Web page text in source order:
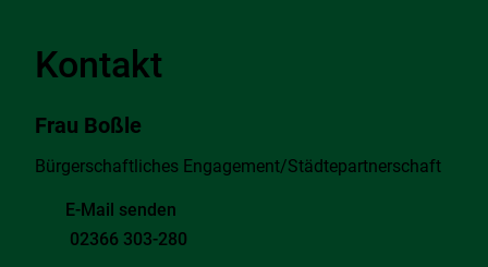
Kontakt
Frau Boßle
Bürgerschaftliches Engagement/Städtepartnerschaft
E-Mail senden
02366 303-280